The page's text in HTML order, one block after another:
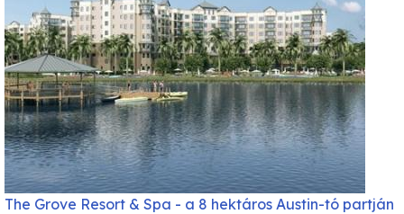
The Grove Resort & Spa - a 8 hektáros Austin-tó partján